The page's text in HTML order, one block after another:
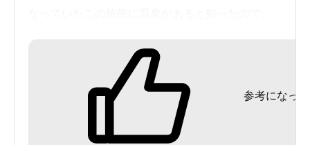
というわけで温泉単品としては並みの並み。サー
ビスと2食の食事がすばらしいという所です。
もし食事なしの日帰り入浴があってもまぁ、それ
明石駅から徒歩15分。海岸よりにその老舗旅館は
あった。見るからに年季が入っていそうな建物
で、何度か建て増しをしているような印象。期待
した庭園が見える部屋ではなかったが、4800円の
参考になった